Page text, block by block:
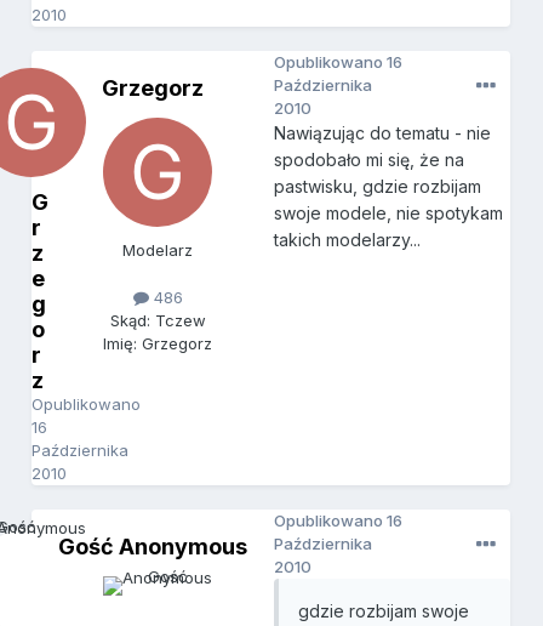
2010
G
r
z
e
g
o
r
z
Opublikowano
16
Października
2010
Grzegorz
Modelarz
486
Skąd: Tczew
Imię: Grzegorz
Opublikowano16
Października
2010
Nawiązując do tematu - nie
spodobało mi się, że na
pastwisku, gdzie rozbijam
swoje modele, nie spotykam
takich modelarzy...
Gość Anonymous
Opublikowano16
Października
2010
gdzie rozbijam swoje